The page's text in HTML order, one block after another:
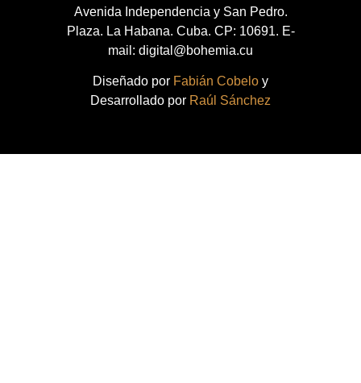
Avenida Independencia y San Pedro.
Plaza. La Habana. Cuba. CP: 10691. E-
mail: digital@bohemia.cu
Diseñado por Fabián Cobelo y
Desarrollado por Raúl Sánchez